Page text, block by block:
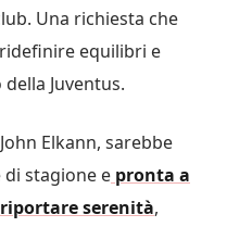
Una richiesta che
equilibri e
Juventus.
Elkann, sarebbe
stagione e pronta a
serenità,